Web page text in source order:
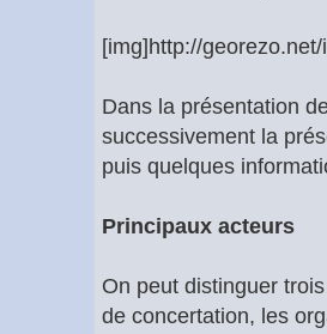
[img]http://
Dans la présentation
successivement la
puis quelques
Principaux acteurs
On peut distinguer
de concertation, les